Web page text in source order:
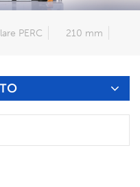
PERC 210 mm